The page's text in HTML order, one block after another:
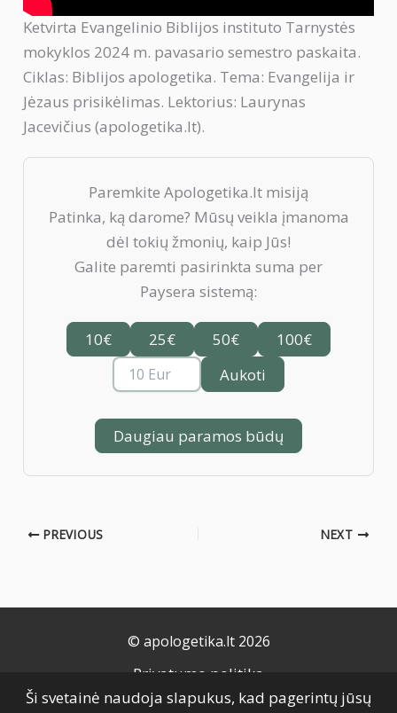
Ketvirta Evangelinio Biblijos instituto Tarnystės
mokyklos 2024 m. pavasario semestro paskaita.
Ciklas: Biblijos apologetika. Tema: Evangelija ir
Jėzaus prisikėlimas. Lektorius: Laurynas
Jacevičius (apologetika.lt).
Paremkite Apologetika.lt misiją
Patinka, ką darome? Mūsų veikla įmanoma
dėl tokių žmonių, kaip Jūs!
Galite paremti pasirinkta suma per
Paysera sistemą:
10€ 25€ 50€
100€
Aukoti
Daugiau paramos būdų
PREVIOUS NEXT
© apologetika.lt 2026
Privatumo politika
Naudojimo taisyklės
Ši svetainė naudoja slapukus, kad pagerintų jūsų